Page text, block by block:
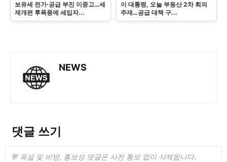
보유세 전가·공급 부진 이중고…세
제개편 후폭풍에 세입자...
이 대통령, 오늘 부동산 2차 회의
주재…공급 대책 구...
NEWS
댓글 쓰기
💬 욕설 및 비방, 홍보성 댓글은 사전 통보 없이 삭제됩니다.